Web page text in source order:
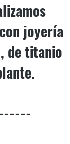
joyería
de titanio